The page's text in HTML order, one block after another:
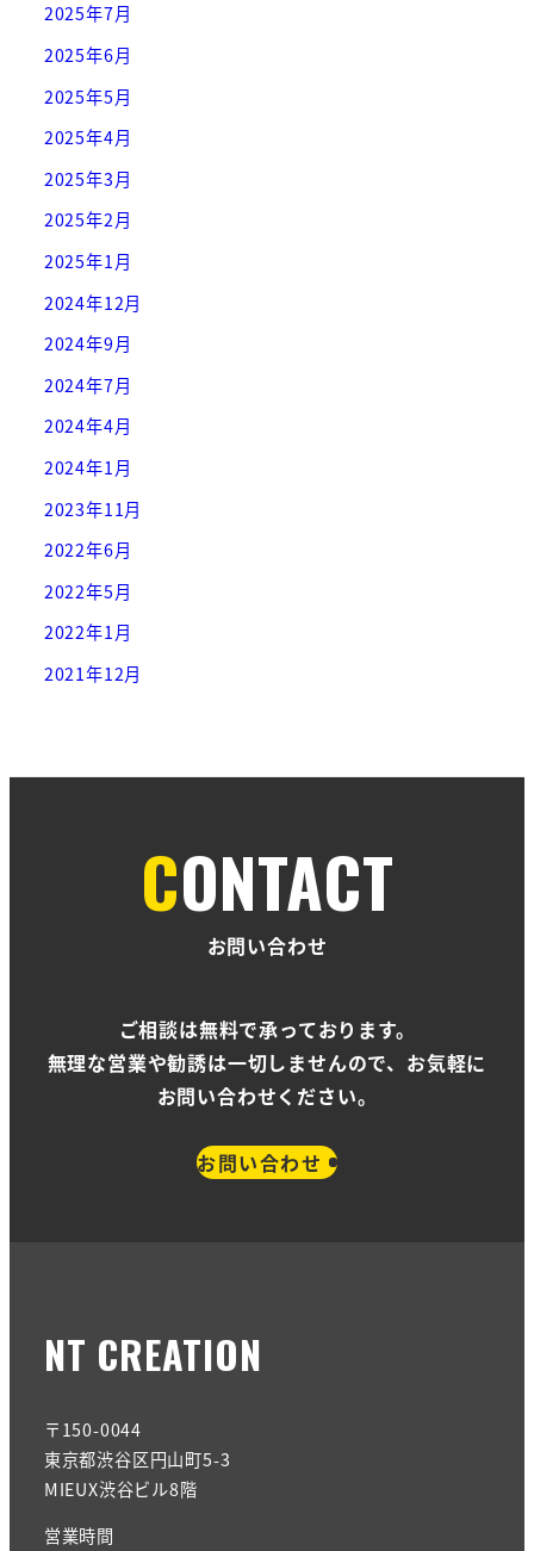
2025年7月
2025年6月
2025年5月
2025年4月
2025年3月
2025年2月
2025年1月
2024年12月
2024年9月
2024年7月
2024年4月
2024年1月
2023年11月
2022年6月
2022年5月
2022年1月
2021年12月
CONTACT
お問い合わせ
ご相談は無料で承っております。
無理な営業や勧誘は一切しませんので、お気軽に
お問い合わせください。
お問い合わせ
NT CREATION
〒150-0044
東京都渋谷区円山町5-3
MIEUX渋谷ビル8階
営業時間